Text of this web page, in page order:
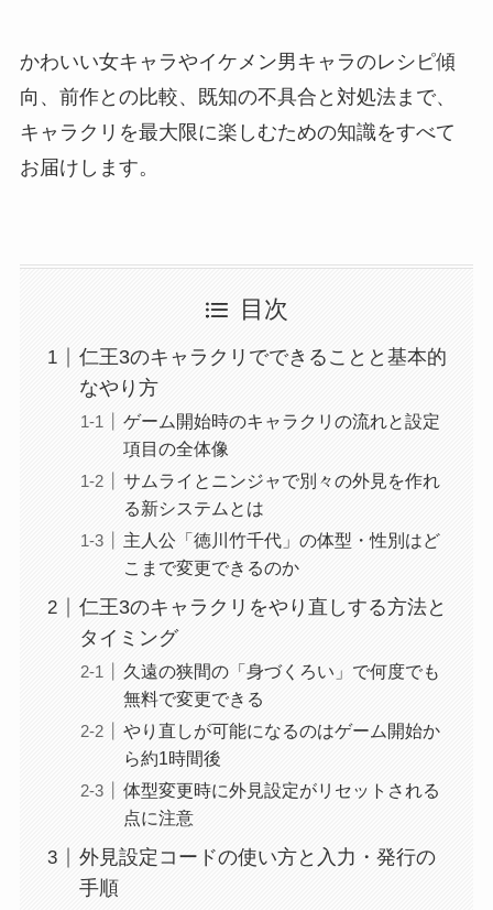
かわいい女キャラやイケメン男キャラのレシピ傾
向、前作との比較、既知の不具合と対処法まで、
キャラクリを最大限に楽しむための知識をすべて
お届けします。
目次
仁王3のキャラクリでできることと基本的
なやり方
ゲーム開始時のキャラクリの流れと設定
項目の全体像
サムライとニンジャで別々の外見を作れ
る新システムとは
主人公「徳川竹千代」の体型・性別はど
こまで変更できるのか
仁王3のキャラクリをやり直しする方法と
タイミング
久遠の狭間の「身づくろい」で何度でも
無料で変更できる
やり直しが可能になるのはゲーム開始か
ら約1時間後
体型変更時に外見設定がリセットされる
点に注意
外見設定コードの使い方と入力・発行の
手順